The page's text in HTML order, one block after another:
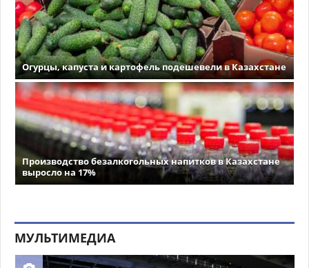
Огурцы, капуста и картофель подешевели в Казахстане
Производство безалкогольных напитков в Казахстане
выросло на 17%
МУЛЬТИМЕДИА